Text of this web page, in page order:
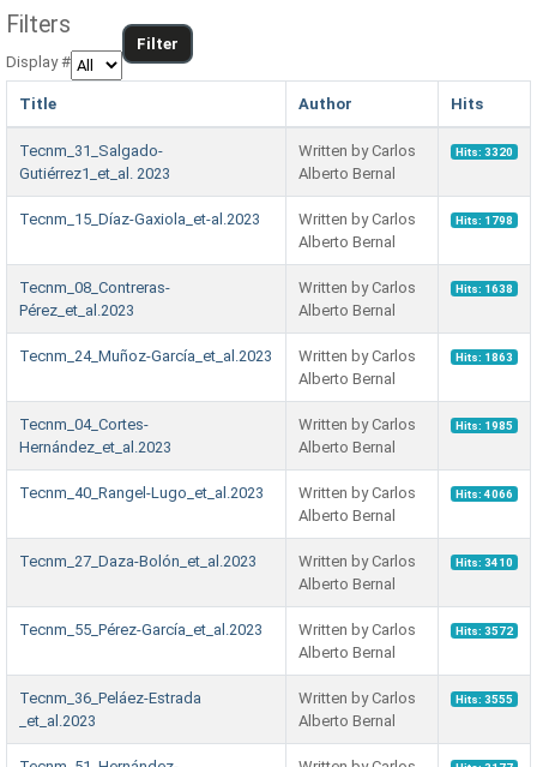
Filters
Display #
Filter
Title Author Hits
Tecnm_31_Salgado-
Gutiérrez1_et_al. 2023
Written by Carlos
Alberto Bernal
Hits: 3320
Tecnm_15_Díaz-Gaxiola_et-al.2023
Written by Carlos
Alberto Bernal
Hits: 1798
Tecnm_08_Contreras-
Pérez_et_al.2023
Written by Carlos
Alberto Bernal
Hits: 1638
Tecnm_24_Muñoz-García_et_al.2023
Written by Carlos
Alberto Bernal
Hits: 1863
Tecnm_04_Cortes-
Hernández_et_al.2023
Written by Carlos
Alberto Bernal
Hits: 1985
Tecnm_40_Rangel-Lugo_et_al.2023
Written by Carlos
Alberto Bernal
Hits: 4066
Tecnm_27_Daza-Bolón_et_al.2023
Written by Carlos
Alberto Bernal
Hits: 3410
Tecnm_55_Pérez-García_et_al.2023
Written by Carlos
Alberto Bernal
Hits: 3572
Tecnm_36_Peláez-Estrada
_et_al.2023
Written by Carlos
Alberto Bernal
Hits: 3555